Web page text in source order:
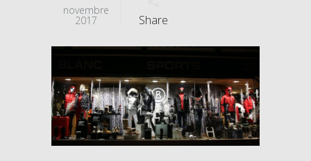
novembre
2017 Share